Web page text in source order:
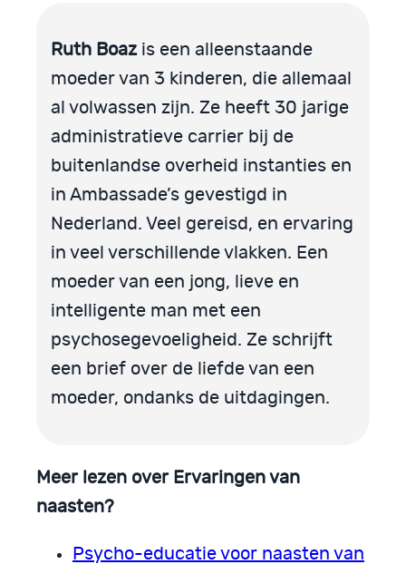
Ruth Boazis een alleenstaande
moeder van 3 kinderen, die allemaal
al volwassen zijn. Ze heeft 30 jarige
administratieve carrier bij de
buitenlandse overheid instanties en
in Ambassade’s gevestigd in
Nederland. Veel gereisd, en ervaring
in veel verschillende vlakken. Een
moeder van een jong, lieve en
intelligente man met een
psychosegevoeligheid. Ze schrijft
een brief over de liefde van een
moeder, ondanks de uitdagingen.
Meer lezen over Ervaringen van
naasten?
Psycho-educatie voor naasten van